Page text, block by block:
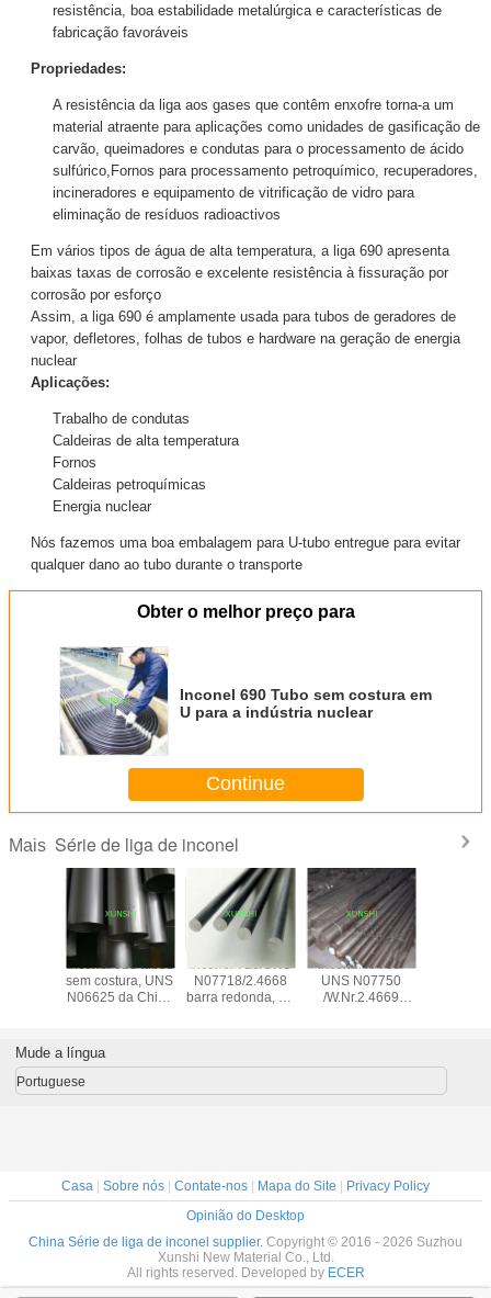
resistência, boa estabilidade metalúrgica e características de
fabricação favoráveis
Propriedades:
A resistência da liga aos gases que contêm enxofre torna-a um
material atraente para aplicações como unidades de gasificação de
carvão, queimadores e condutas para o processamento de ácido
sulfúrico,Fornos para processamento petroquímico, recuperadores,
incineradores e equipamento de vitrificação de vidro para
eliminação de resíduos radioactivos
Em vários tipos de água de alta temperatura, a liga 690 apresenta
baixas taxas de corrosão e excelente resistência à fissuração por
corrosão por esforço
Assim, a liga 690 é amplamente usada para tubos de geradores de
vapor, defletores, folhas de tubos e hardware na geração de energia
nuclear
Aplicações:
Trabalho de condutas
Caldeiras de alta temperatura
Fornos
Caldeiras petroquímicas
Energia nuclear
Nós fazemos uma boa embalagem para U-tubo entregue para evitar
qualquer dano ao tubo durante o transporte
Obter o melhor preço para
Inconel 690 Tubo sem costura em
U para a indústria nuclear
Continue
Mais Série de liga de inconel
Inconel 625 tubos
sem costura, UNS
N06625 da China
Inconel 718/UNS
N07718/2.4668
barra redonda, de
Inconel X-750/
UNS N07750
/W.Nr.2.4669
Mude a língua
Portuguese
Casa | Sobre nós | Contate-nos | Mapa do Site | Privacy Policy
Opinião do Desktop
China Série de liga de inconel supplier. Copyright © 2016 - 2026 Suzhou
Xunshi New Material Co., Ltd.
All rights reserved. Developed by ECER